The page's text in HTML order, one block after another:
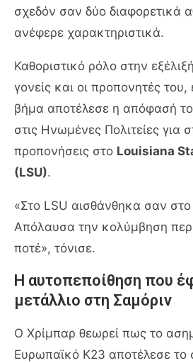
σχεδόν σαν δύο διαφορετικά
ανέφερε χαρακτηριστικά.
Καθοριστικό ρόλο στην
γονείς και οι προπονητές
βήμα αποτέλεσε η απόφασή
στις Ηνωμένες Πολιτείες για
προπονήσεις στο Louisiana
(LSU).
«Στο LSU αισθάνθηκα σαν στο
Απόλαυσα την κολύμβηση
ποτέ», τόνισε.
Η αυτοπεποίθηση που
μετάλλιο στη Σαμόριν
Ο Χρίμπαρ θεωρεί πως το
Ευρωπαϊκό Κ23 αποτέλεσε το